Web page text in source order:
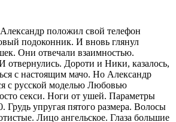
положил свой телефон
подоконник. И вновь глянул
Они отвечали взаимностью.
отвернулись. Дороти и Ники, казалось,
с настоящим мачо. Но Александр
с русской моделью Любовью
секси. Ноги от ушей. Параметры
Грудь упругая пятого размера. Волосы
Лицо ангельское. Глаза большие